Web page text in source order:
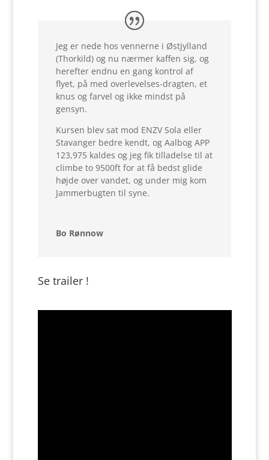
Jeg er nede hos vennerne i Østjylland
(Thorkild) og nu nærmer kaffen sig, og
herefter endnu en gang kontrol af
flyet, på med overlevelses-dragten, et
knus og farvel og ikke mindst på
gensyn.
Kursen blev sat mod ENZV Sola eller
Stavanger bedre kendt, og Aalbog APP
123,975 kaldes og jeg fik tilladelse til at
climbe to 9500ft for at få bedst glide
højde over vandet, og under mig kom
Jammerbugten til syne.
Bo Rønnow
Se trailer !